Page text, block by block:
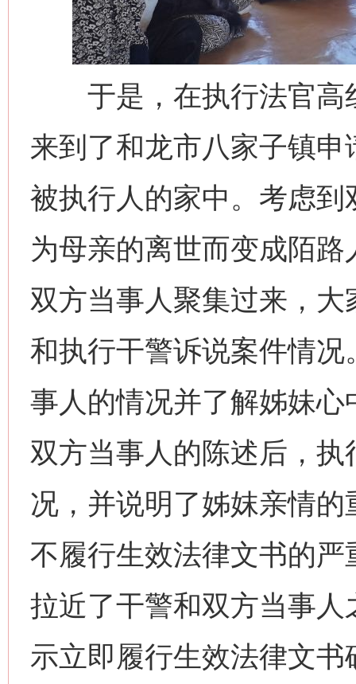
于是，在执行法官高
来到了和龙市八家子镇
被执行人的家中。考虑
为母亲的离世而变成陌
双方当事人聚集过来，
和执行干警诉说案件情
事人的情况并了解姊妹
双方当事人的陈述后，
况，并说明了姊妺亲情
不履行生效法律文书的
拉近了干警和双方当事
示立即履行生效法律文
网上购药对药下症？